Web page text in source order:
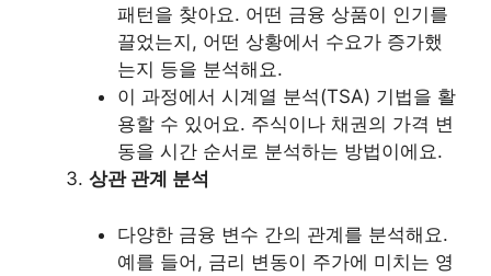
패턴을 찾아요. 어떤 금융 상품이 인기를
끌었는지, 어떤 상황에서 수요가 증가했
는지 등을 분석해요.
이 과정에서 시계열 분석(TSA) 기법을 활
용할 수 있어요. 주식이나 채권의 가격 변
동을 시간 순서로 분석하는 방법이에요.
상관 관계 분석
다양한 금융 변수 간의 관계를 분석해요.
예를 들어, 금리 변동이 주가에 미치는 영